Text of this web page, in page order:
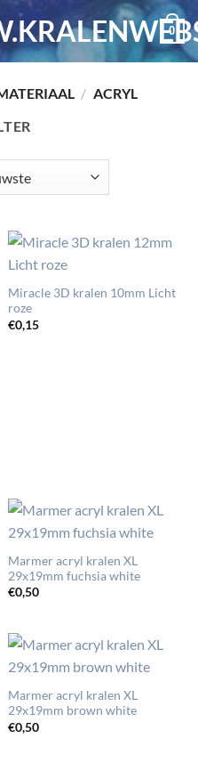
0
/ ACRYL
Miracle 3D kralen 10mm Licht
roze
€0,15
Marmer acryl kralen XL
29x19mm fuchsia white
€0,50
Marmer acryl kralen XL
29x19mm brown white
€0,50